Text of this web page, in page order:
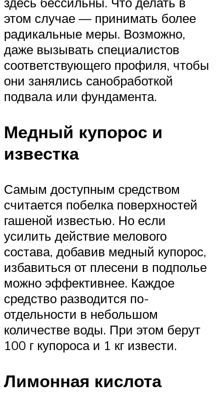
этом случае — принимать более
радикальные меры. Возможно,
даже вызывать специалистов
соответствующего профиля, чтобы
они занялись санобработкой
подвала или фундамента.
Медный купорос и
известка
Самым доступным средством
считается побелка поверхностей
гашеной известью. Но если
усилить действие мелового
состава, добавив медный купорос,
избавиться от плесени в подполье
можно эффективнее. Каждое
средство разводится по-
отдельности в небольшом
количестве воды. При этом берут
100 г купороса и 1 кг извести.
Лимонная кислота